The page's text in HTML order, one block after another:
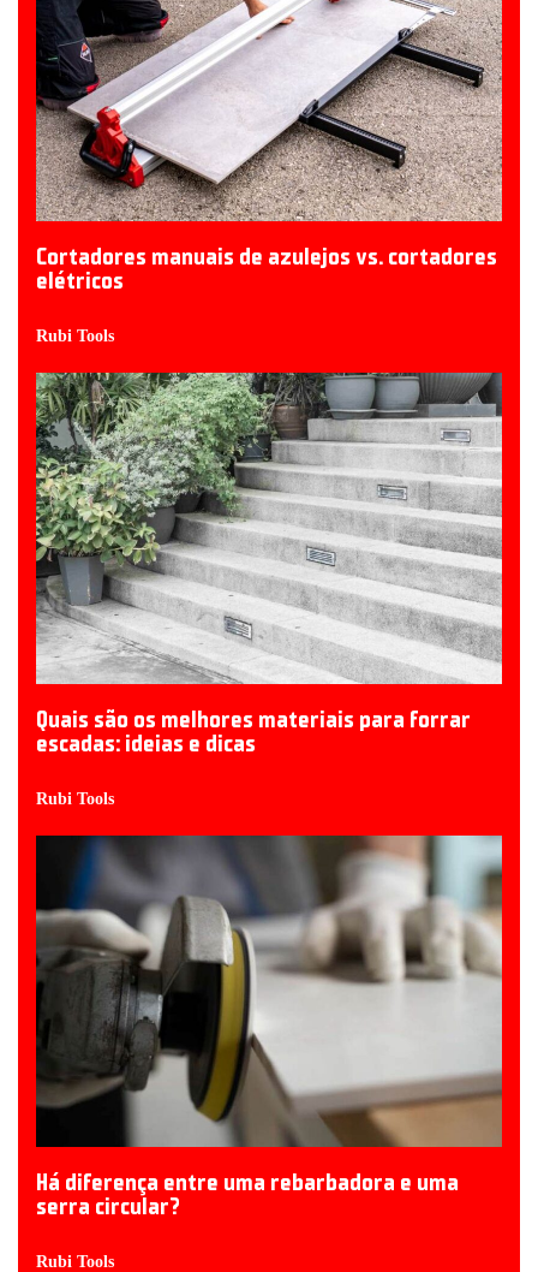
Cortadores manuais de azulejos vs. cortadores
elétricos
Rubi Tools
Quais são os melhores materiais para forrar
escadas: ideias e dicas
Rubi Tools
Há diferença entre uma rebarbadora e uma
serra circular?
Rubi Tools